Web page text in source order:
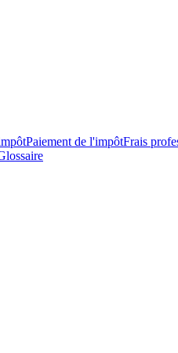
Paiement de l'impôtFrais